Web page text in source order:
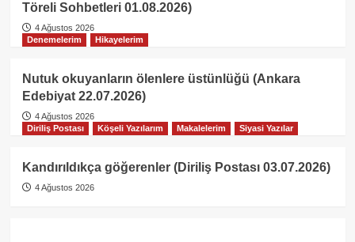
Töreli Sohbetleri 01.08.2026)
4 Ağustos 2026
Denemelerim
Hikayelerim
Nutuk okuyanların ölenlere üstünlüğü (Ankara
Edebiyat 22.07.2026)
4 Ağustos 2026
Diriliş Postası
Köşeli Yazılarım Makalelerim Siyasi Yazılar
Kandırıldıkça göğerenler (Diriliş Postası 03.07.2026)
4 Ağustos 2026